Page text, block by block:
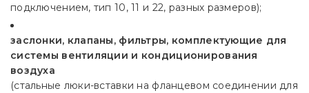
подключением, тип 10, 11 и 22, разных размеров);
заслонки, клапаны, фильтры, комплектующие для
системы вентиляции и кондиционирования
воздуха
(стальные люки-вставки на фланцевом соединении для